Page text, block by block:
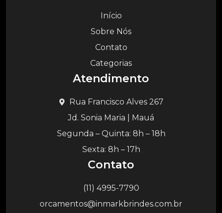
Início
Sobre Nós
Contato
Categorias
Atendimento
Rua Francisco Alves 267
Jd. Sonia Maria | Mauá
Segunda – Quinta: 8h – 18h
Sexta: 8h – 17h
Contato
(11) 4995-7790
orcamentos@inmarkbrindes.com.br